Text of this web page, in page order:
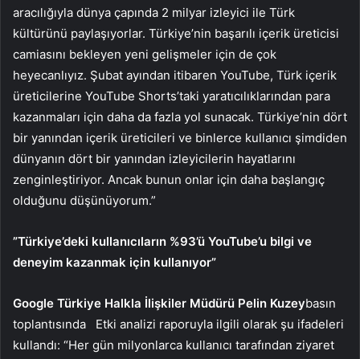
aracılığıyla dünya çapında 2 milyar izleyici ile Türk
kültürünü paylaşıyorlar. Türkiye’nin başarılı içerik üreticisi
camiasını bekleyen yeni gelişmeler için de çok
heyecanlıyız. Şubat ayından itibaren YouTube, Türk içerik
üreticilerine YouTube Shorts’taki yaratıcılıklarından para
kazanmaları için daha da fazla yol sunacak. Türkiye’nin dört
bir yanından içerik üreticileri ve binlerce kullanıcı şimdiden
dünyanın dört bir yanından izleyicilerin hayatlarını
zenginleştiriyor. Ancak bunun onlar için daha başlangıç ​​
olduğunu düşünüyorum.”
”Türkiye’deki kullanıcıların %93’ü YouTube’u bilgi ve
deneyim kazanmak için kullanıyor”
Google Türkiye Halkla İlişkiler Müdürü Pelin Kuzeybasın
toplantısında
Etki analizi raporuyla ilgili olarak şu ifadeleri
kullandı: “Her gün milyonlarca kullanıcı tarafından ziyaret